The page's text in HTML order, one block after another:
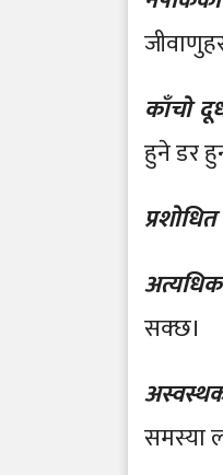
काँचो
हुने डर
सक्छ।
समस्या